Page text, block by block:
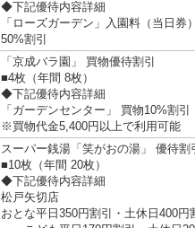
◆下記優待内容詳細
「ローズガーデン」入園料（当日券
50%割引
「京成バラ園」 買物優待割引
■4枚（年間 8枚）
◆下記優待内容詳細
「ガーデンセンター」 買物10%割引
※買物代金5,400円以上で利用可能
スーパー銭湯「笑がおの湯」 優待割
■10枚（年間 20枚）
◆下記優待内容詳細
松戸矢切店
おとな平日350円割引・土休日400円